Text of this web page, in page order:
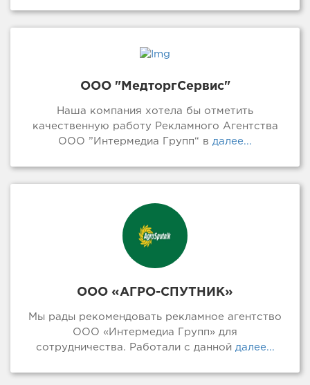
ООО "МедторгСервис"
Наша компания хотела бы отметить
качественную работу Рекламного Агентства
ООО ”Интермедиа Групп“ в далее...
ООО «АГРО-СПУТНИК»
Мы рады рекомендовать рекламное агентство
ООО «Интермедиа Групп» для
сотрудничества. Работали с даннойдалее...